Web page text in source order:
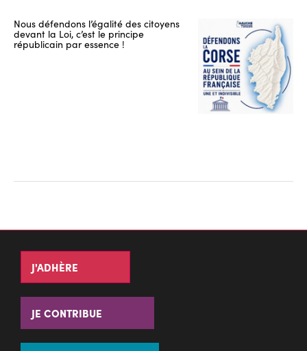
Nous défendons l’égalité des citoyens
devant la Loi, c’est le principe
républicain par essence !
J'ADHÈRE
JE CONTRIBUE